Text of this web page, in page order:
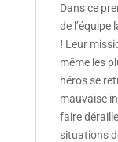
Dans ce
de l’équipe
! Leur
même les
héros se
mauvaise
faire
situations